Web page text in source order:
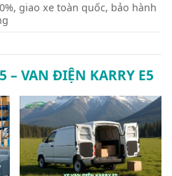
giao xe toàn quốc, bảo hành
– VAN ĐIỆN KARRY E5